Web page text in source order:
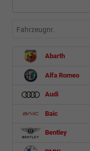
Fahrzeugnr.
Abarth
Alfa Romeo
Audi
Baic
Bentley